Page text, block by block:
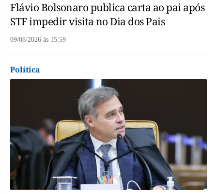
Flávio Bolsonaro publica carta ao pai após
STF impedir visita no Dia dos Pais
09/08/2026 às 15:59
Política